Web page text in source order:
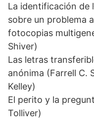
La identificación de
sobre un problema
fotocopias
Shiver)
Las letras
anónima (Farrell C.
Kelley)
El perito y la
Tolliver)